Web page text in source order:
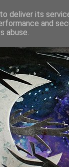
deliver its
and
abuse.